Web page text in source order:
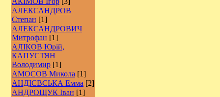
АЛЕКСАНДРОВ
Степан [1]
АЛЕКСАНДРОВИЧ
Митрофан [1]
АЛІКОВ Юрій,
КАПУСТЯН
Володимир [1]
АМОСОВ Микола [1]
АНДІЄВСЬКА Емма [2]
АНДРОЩУК Іван [1]